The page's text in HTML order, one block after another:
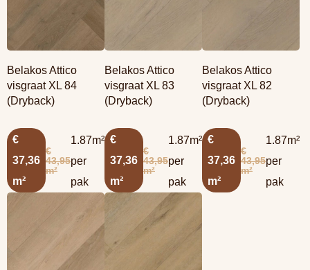
Belakos Attico
visgraat XL 84
(Dryback)
€
37,36
m²
€
43,95
m²
1.87m²
per
pak
Belakos Attico
visgraat XL 83
(Dryback)
€
37,36
m²
€
43,95
m²
1.87m²
per
pak
Belakos Attico
visgraat XL 82
(Dryback)
€
37,36
m²
€
43,95
m²
1.87m²
per
pak
Lees meer
overBelakos Attico
visgraat XL 80